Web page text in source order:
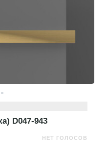
D047-943
НЕТ ГОЛОСОВ